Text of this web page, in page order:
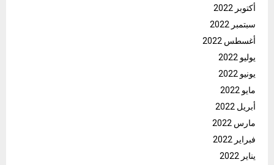
أكتوبر 2022
سبتمبر 2022
أغسطس 2022
يوليو 2022
يونيو 2022
مايو 2022
أبريل 2022
مارس 2022
فبراير 2022
يناير 2022